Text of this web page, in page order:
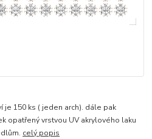
150 ks ( jeden arch). dále pak
opatřený vrstvou UV akrylového laku
celý popis